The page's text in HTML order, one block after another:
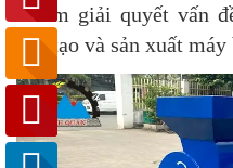
Nhằm giải quyết vấn
chế tạo và sản xuất